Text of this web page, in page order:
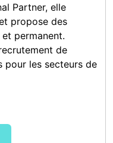
Partner, elle
propose des
permanent.
de
pour les secteurs de